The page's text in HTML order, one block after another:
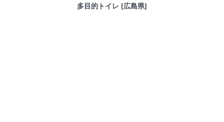
多目的トイレ [広島県]